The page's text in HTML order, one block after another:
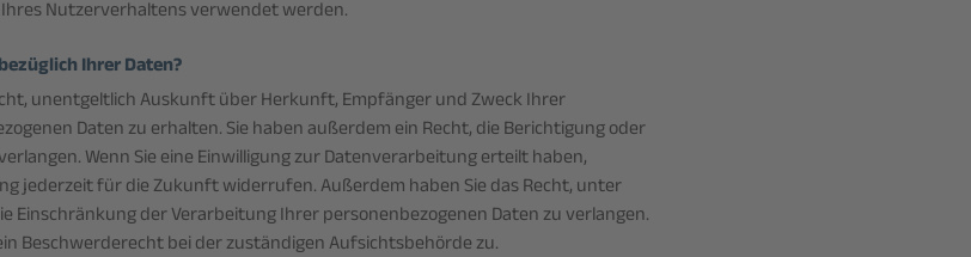
Nutzerverhaltens verwendet werden.
Ihrer Daten?
unentgeltlich Auskunft über Herkunft, Empfänger und Zweck Ihrer
Daten zu erhalten. Sie haben außerdem ein Recht, die Berichtigung oder
Wenn Sie eine Einwilligung zur Datenverarbeitung erteilt haben,
jederzeit für die Zukunft widerrufen. Außerdem haben Sie das Recht, unter
Einschränkung der Verarbeitung Ihrer personenbezogenen Daten zu verlangen.
Beschwerderecht bei der zuständigen Aufsichtsbehörde zu.